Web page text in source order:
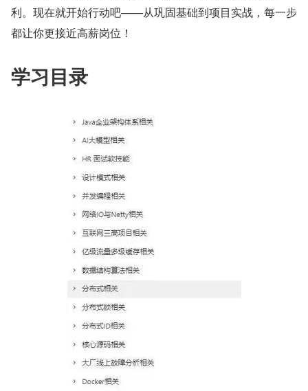
利。现在就开始行动吧——从巩固基础到项目实战，每一步
都让你更接近高薪岗位！
学习目录